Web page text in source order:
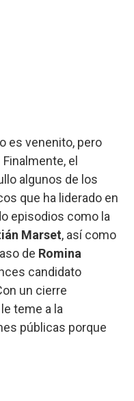
es venenito, pero
el
algunos de los
que ha liderado en
episodios como la
Marset, así como
de Romina
candidato
un cierre
teme a la
públicas porque